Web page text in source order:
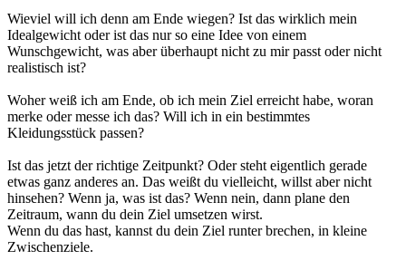
Wieviel will ich denn am Ende wiegen? Ist das wirklich mein
Idealgewicht oder ist das nur so eine Idee von einem
Wunschgewicht, was aber überhaupt nicht zu mir passt oder nicht
realistisch ist?
Woher weiß ich am Ende, ob ich mein Ziel erreicht habe, woran
merke oder messe ich das? Will ich in ein bestimmtes
Kleidungsstück passen?
Ist das jetzt der richtige Zeitpunkt? Oder steht eigentlich gerade
etwas ganz anderes an. Das weißt du vielleicht, willst aber nicht
hinsehen? Wenn ja, was ist das? Wenn nein, dann plane den
Zeitraum, wann du dein Ziel umsetzen wirst.
Wenn du das hast, kannst du dein Ziel runter brechen, in kleine
Zwischenziele.